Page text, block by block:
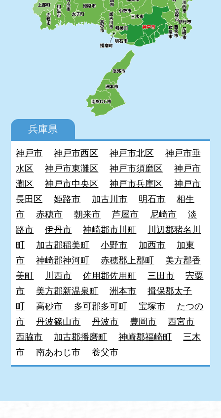
兵庫県
神戸市 神戸市西区 神戸市北区
神戸市垂
水区
神戸市東灘区 神戸市須磨区
神戸市
灘区
神戸市中央区 神戸市兵庫区
神戸市
長田区
姫路市 加古川市 明石市
相生
市
赤穂市 朝来市 芦屋市 尼崎市
淡
路市
伊丹市 神崎郡市川町
川辺郡猪名川
町
加古郡稲美町 小野市 加西市
加東
市
神崎郡神河町 赤穂郡上郡町
美方郡香
美町
川西市 佐用郡佐用町 三田市
宍粟
市
美方郡新温泉町 洲本市
揖保郡太子
町
高砂市 多可郡多可町 宝塚市
たつの
市
丹波篠山市 丹波市 豊岡市
西宮市
西脇市
加古郡播磨町 神崎郡福崎町
三木
市
南あわじ市 養父市